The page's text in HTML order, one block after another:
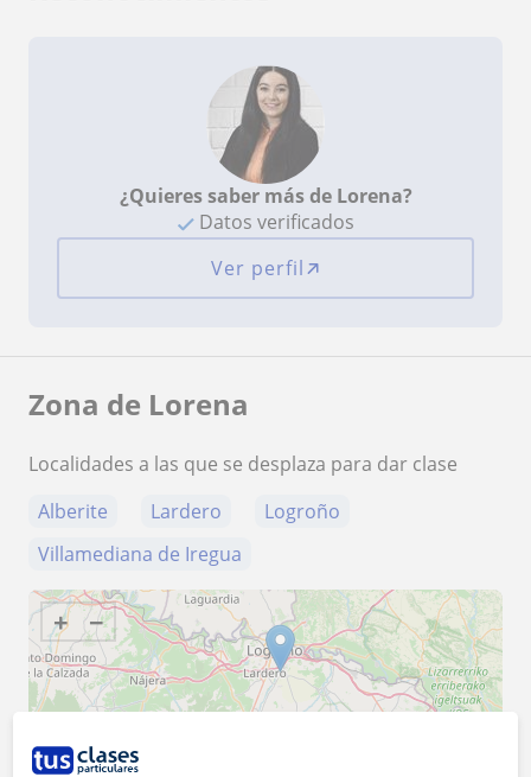
¿Quieres saber más de Lorena?
Datos verificados
Ver perfil
Zona de Lorena
Localidades a las que se desplaza para dar clase
Alberite
Lardero
Logroño
Villamediana de Iregua
+ −